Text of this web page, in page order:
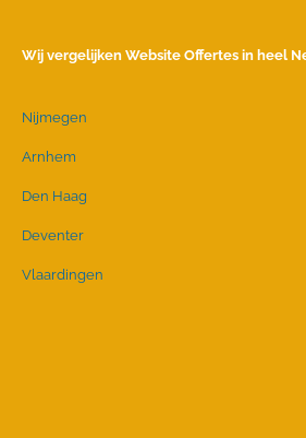
Wij vergelijken Website Offertes in heel
Nijmegen
Arnhem
Den Haag
Deventer
Vlaardingen